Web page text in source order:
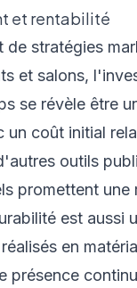
et rentabilité
de stratégies
et salons,
se révèle être
un coût initial
outils
promettent une
est aussi
en
présence